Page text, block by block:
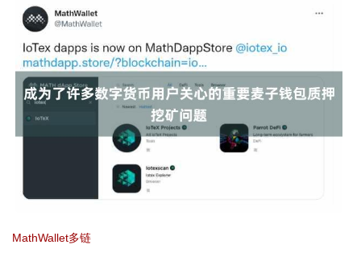
MathWallet多链